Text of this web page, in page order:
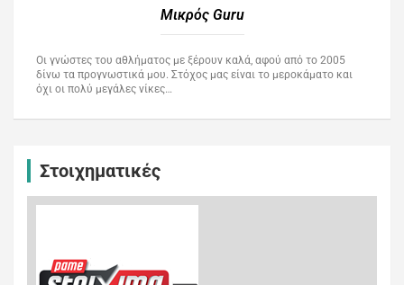
Μικρός Guru​
Οι γνώστες του αθλήματος με ξέρουν καλά, αφού από το 2005
δίνω τα προγνωστικά μου. Στόχος μας είναι το μεροκάματο και
όχι οι πολύ μεγάλες νίκες…
Στοιχηματικές